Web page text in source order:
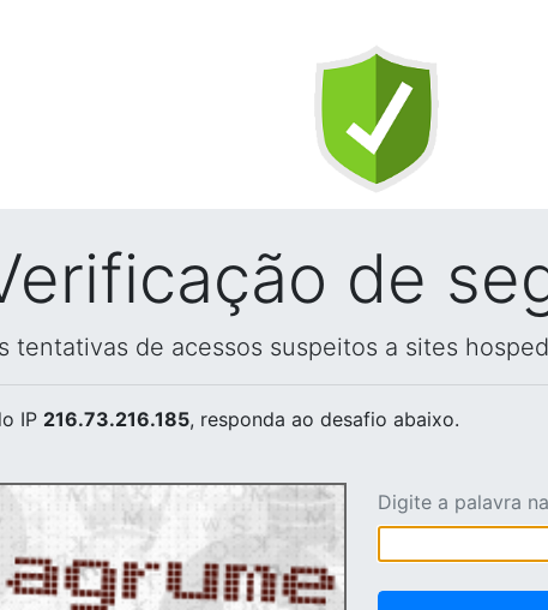
de
tentativas de acessos suspeitos a sites
IP 216.73.216.185, responda ao desafio abaixo.
Digite a palavra